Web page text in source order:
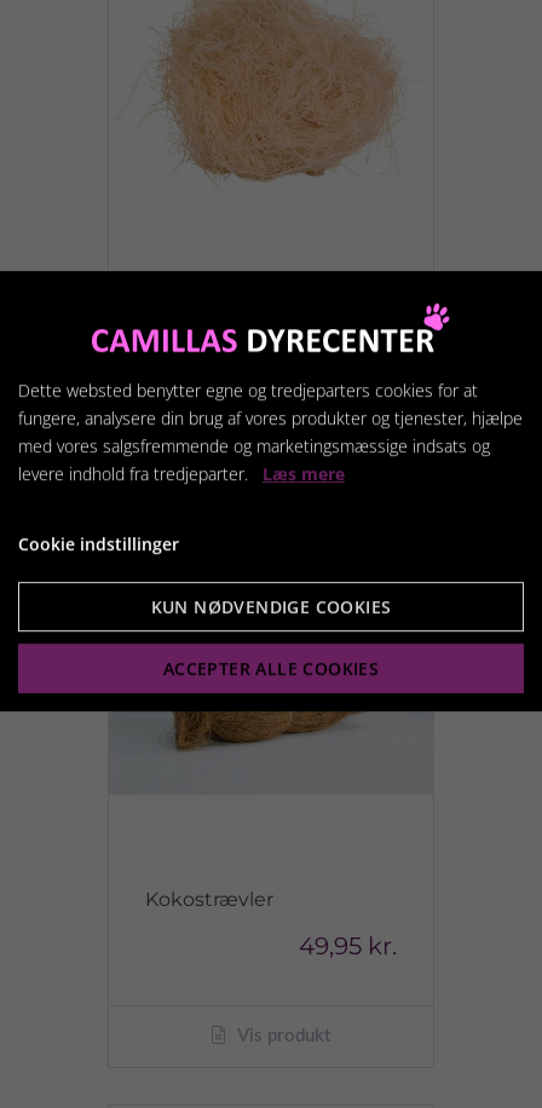
19,95 kr.
Vis produkt
Kokostrævler
49,95 kr.
Vis produkt
Dette websted benytter egne og tredjeparters cookies for at
fungere, analysere din brug af vores produkter og tjenester, hjælpe
med vores salgsfremmende og marketingsmæssige indsats og
levere indhold fra tredjeparter. Læs mere
Cookie indstillinger
KUN NØDVENDIGE COOKIES
ACCEPTER ALLE COOKIES